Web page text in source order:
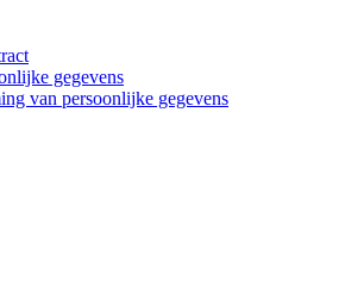
gegevens
van persoonlijke gegevens